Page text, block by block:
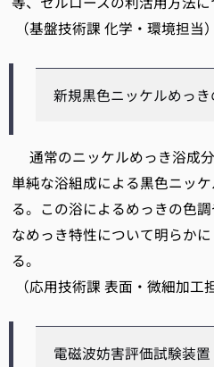
（基盤技術課 化学・環境担当）
新規黒色ニッケルめっ
通常のニッケルめっき浴成
単純な浴組成による黒色ニッ
る。この浴によるめっきの色
なめっき特性について明らか
る。
（応用技術課 表面・微細加工
電磁波妨害評価試験装